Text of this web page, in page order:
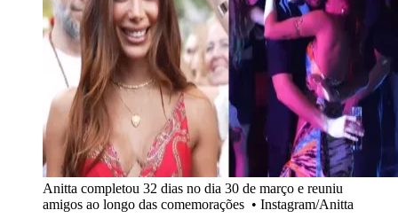
Anitta completou 32 dias no dia 30 de março e reuniu
amigos ao longo das comemorações • Instagram/Anitta